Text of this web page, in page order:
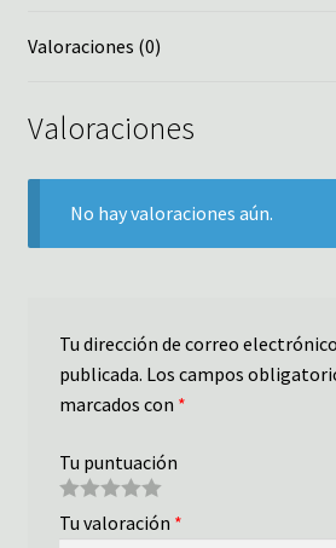
Valoraciones (0)
Valoraciones
No hay valoraciones aún.
Tu dirección de correo
publicada. Los campos
marcados con *
Tu puntuación
Tu valoración *